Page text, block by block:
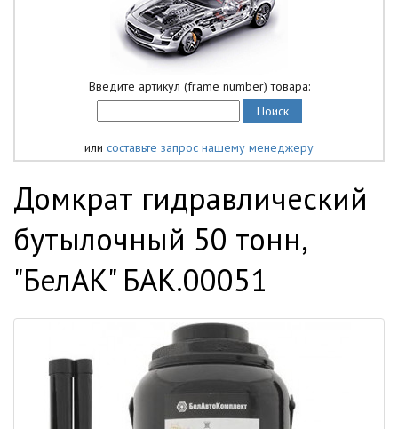
Введите артикул (frame number) товара:
или составьте запрос нашему менеджеру
Домкрат гидравлический
бутылочный 50 тонн,
"БелАК" БАК.00051